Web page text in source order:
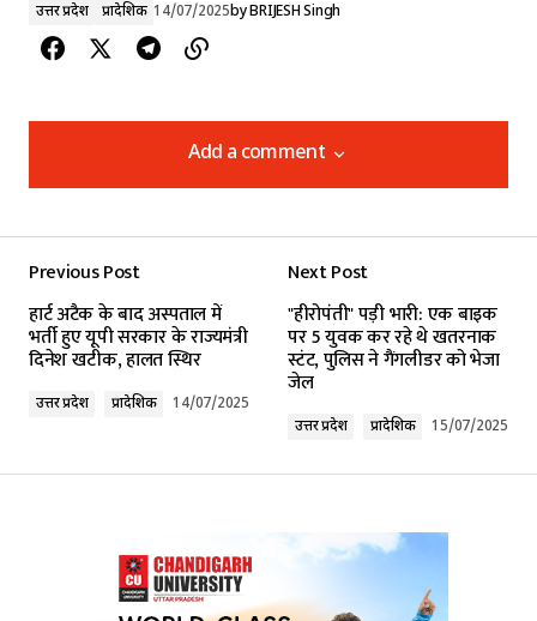
उत्तर प्रदेश प्रादेशिक 14/07/2025byBRIJESH Singh
Add a comment
Add a comment
Required fields are marked*
Your E-mail*
Previous Post
हार्ट अटैक के बाद अस्पताल में
भर्ती हुए यूपी सरकार के राज्यमंत्री
दिनेश खटीक, हालत स्थिर
उत्तर प्रदेश प्रादेशिक 14/07/2025
Next Post
"हीरोपंती" पड़ी भारी: एक बाइक
पर 5 युवक कर रहे थे खतरनाक
स्टंट, पुलिस ने गैंगलीडर को भेजा
जेल
उत्तर प्रदेश प्रादेशिक 15/07/2025